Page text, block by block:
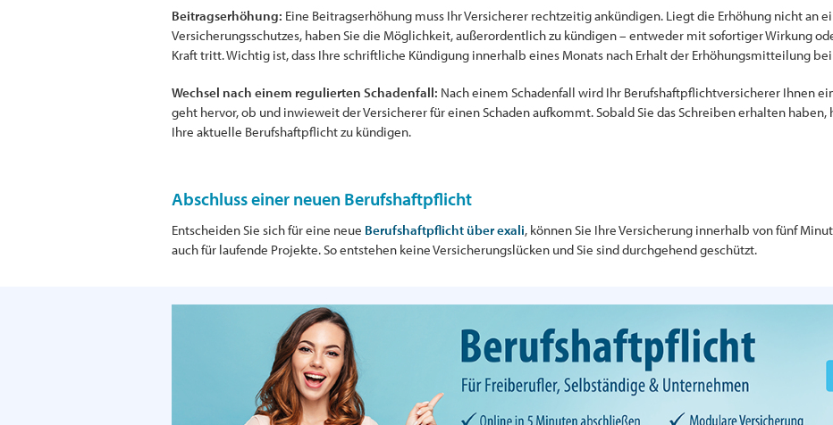
Beitragserhöhung: Eine Beitragserhöhung muss Ihr Versicherer rechtzeitig ankündigen. Liegt die Erhöhung nicht an
Versicherungsschutzes, haben Sie die Möglichkeit, außerordentlich zu kündigen – entweder mit sofortiger Wirkung
Kraft tritt. Wichtig ist, dass Ihre schriftliche Kündigung innerhalb eines Monats nach Erhalt der Erhöhungsmitteilung
Wechsel nach einem regulierten Schadenfall: Nach einem Schadenfall wird Ihr Berufshaftpflichtversicherer Ihnen
geht hervor, ob und inwieweit der Versicherer für einen Schaden aufkommt. Sobald Sie das Schreiben erhalten
Ihre aktuelle Berufshaftpflicht zu kündigen.
Abschluss einer neuen Berufshaftpflicht
Entscheiden Sie sich für eine neue Berufshaftpflicht über exali, können Sie Ihre Versicherung innerhalb von fünf
auch für laufende Projekte. So entstehen keine Versicherungslücken und Sie sind durchgehend geschützt.